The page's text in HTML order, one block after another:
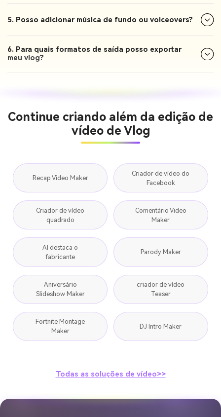
5. Posso adicionar música de fundo ou voiceovers?
6. Para quais formatos de saída posso exportar
meu vlog?
Continue criando além da edição de
vídeo de Vlog
Recap Video Maker
Criador de vídeo do
Facebook
Criador de vídeo
quadrado
Comentário Video
Maker
AI destaca o
fabricante
Parody Maker
Aniversário
Slideshow Maker
criador de vídeo
Teaser
Fortnite Montage
Maker
DJ Intro Maker
Todas as soluções de vídeo>>